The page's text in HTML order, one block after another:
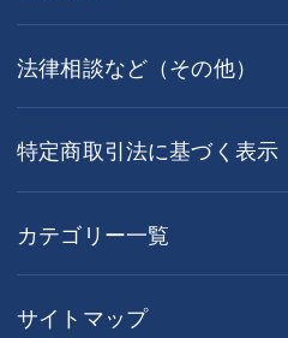
法律相談など（その他）
特定商取引法に基づく表示
カテゴリー一覧
サイトマップ